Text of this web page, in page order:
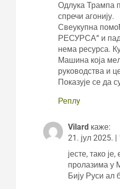
Одлука Трампа
спречи агонију.
Свеукупна
РЕСУРСА“ и пад
нема ресурса.
Машина која
руководства и
Показује се да
Реплy
Vilard каже:
21. јул 2025.
јесте, тако
пролазима у
Бију Руси ал